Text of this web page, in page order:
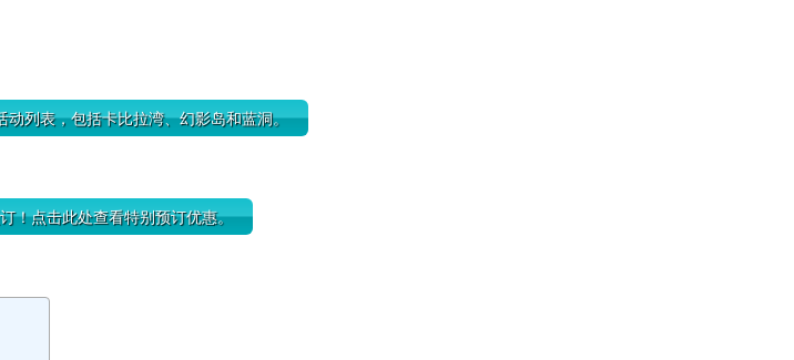
列表，包括卡比拉湾、幻影岛和蓝洞。
！点击此处查看特别预订优惠。